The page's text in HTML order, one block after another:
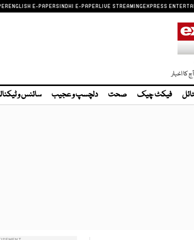
ENGLISH E-PAPERSINDHI E-PAPERLIVE STREAMINGEXPRESS
کا اخبار
فیکٹ چیک صحت دلچسپ و عجیب سائنس و